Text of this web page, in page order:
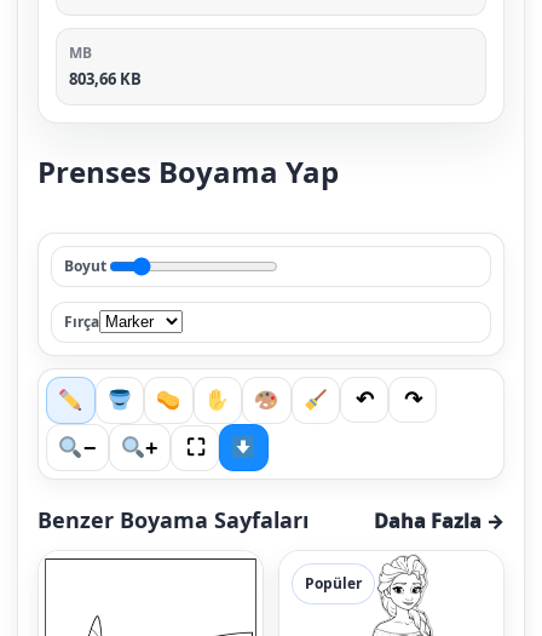
MB
803,66 KB
Prenses Boyama Yap
↶
↷
−
+ ⛶
Boyut
Fırça
Benzer Boyama Sayfaları Daha Fazla →
Popüler